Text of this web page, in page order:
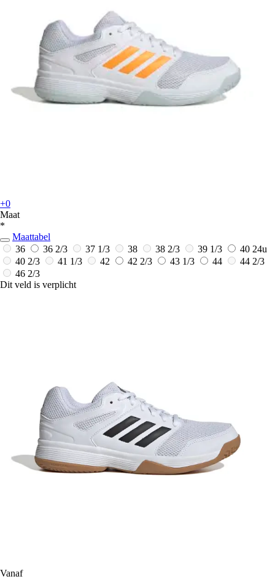
+0
Maat
*
Maattabel
36
36 2/3 37 1/3 38 38 2/3 39 1/3 40 24u
40 2/3
41 1/3 42 42 2/3 43 1/3 44
44 2/3
46 2/3
Dit veld is verplicht
Vanaf